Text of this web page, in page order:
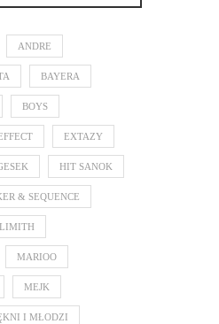
ANDRE
BAYERA
BOYS
EXTAZY
HIT SANOK
& SEQUENCE
LIMITH
MARIOO
MEJK
I MŁODZI